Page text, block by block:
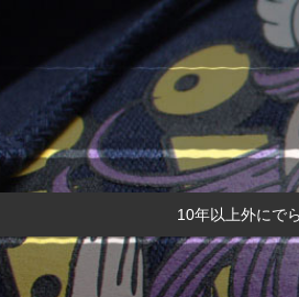
10年以上外にで